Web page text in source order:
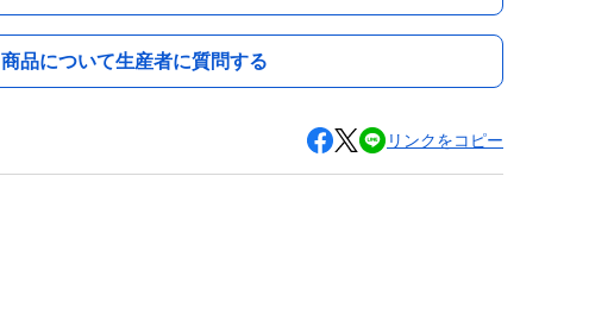
商品について生産者に質問する
リンクをコピー